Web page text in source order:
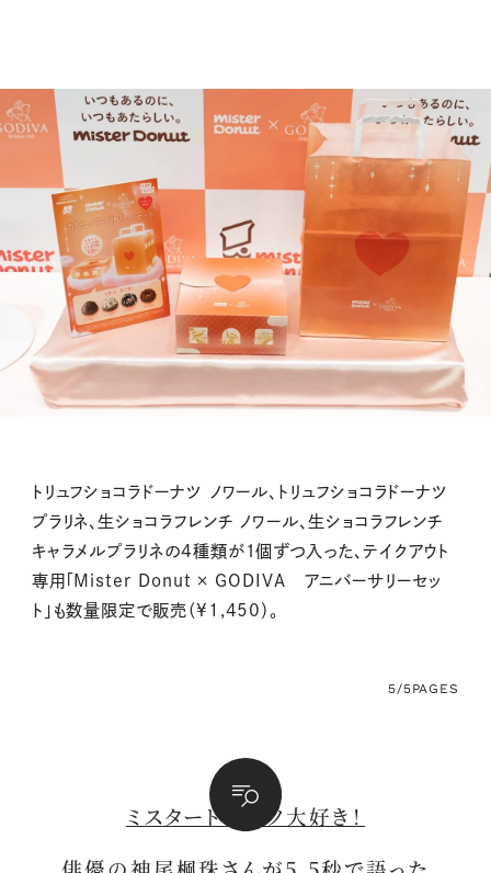
トリュフショコラドーナツ ノワール、トリュフショコラドーナツ
プラリネ、生ショコラフレンチ ノワール、生ショコラフレンチ
キャラメルプラリネの4種類が１個ずつ入った、テイクアウト
専用「Mister Donut × GODIVA アニバーサリーセッ
ト」も数量限定で販売（¥1,450）。
5/5PAGES
ミスタードーナツ大好き！